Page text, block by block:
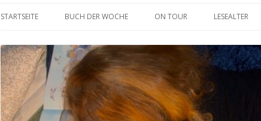
STARTSEITE BUCH DER WOCHE ON TOUR LESEALTER
3 BIS 6 JAHRE